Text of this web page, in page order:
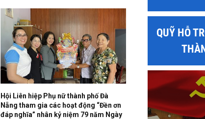
Hội Liên hiệp Phụ nữ thành phố Đà
Nẵng tham gia các hoạt động “Đền ơn
đáp nghĩa” nhân kỷ niệm 79 năm Ngày
QUỸ HỖ